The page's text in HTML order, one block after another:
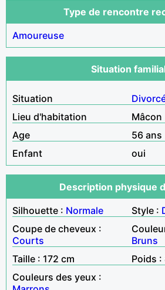
Type de rencontre
Amoureuse
Situation
Situation
Lieu d'habitation
Mâcon
Age
56 ans
Enfant
oui
Description physique
Silhouette : Normale Style :
Coupe de cheveux :
Courts
Bruns
Taille : 172 cm
Poids :
Couleurs des yeux :